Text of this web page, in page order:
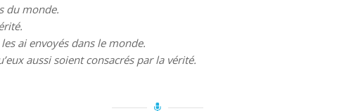
du monde.
ai envoyés dans le monde.
aussi soient consacrés par la vérité.